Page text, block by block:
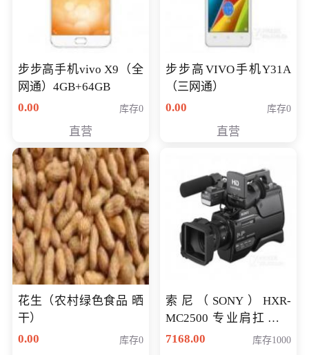
步步高手机vivo X9（全
网通）4GB+64GB
0.00
库存0
直营
步步高VIVO手机Y31A
（三网通）
0.00
库存0
直营
花生（农村绿色食品 晒
干）
0.00
库存0
索尼（SONY）HXR-
MC2500 专业肩扛式存
储卡全高清摄录一体机
7168.00 库存1000